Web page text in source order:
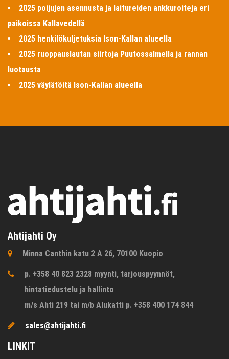
2025 poijujen asennusta ja laitureiden ankkuroiteja eri
paikoissa Kallavedellä
2025 henkilökuljetuksia Ison-Kallan alueella
2025 ruoppauslautan siirtoja Puutossalmella ja rannan
luotausta
2025 väylätöitä Ison-Kallan alueella
Ahtijahti Oy
Minna Canthin katu 2 A 26, 70100 Kuopio
p. +358 40 823 2328 myynti, tarjouspyynnöt,
hintatiedustelu ja hallinto
m/s Ahti 219 tai m/b Alukatti p. +358 400 174 844
sales@ahtijahti.fi
LINKIT